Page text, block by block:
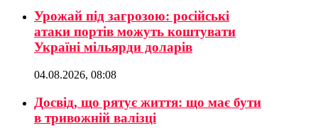
Урожай під загрозою: російські
атаки портів можуть коштувати
Україні мільярди доларів
04.08.2026, 08:08
Досвід, що рятує життя: що має бути
в тривожній валізці